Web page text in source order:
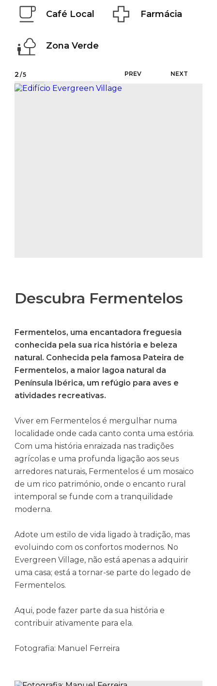
Café Local Farmácia
Zona Verde
2 /5 PREV NEXT
Descubra Fermentelos
Fermentelos, uma encantadora freguesia
conhecida pela sua rica história e beleza
natural. Conhecida pela famosa Pateira de
Fermentelos, a maior lagoa natural da
Península Ibérica, um refúgio para aves e
atividades recreativas.
Viver em Fermentelos é mergulhar numa
localidade onde cada canto conta uma estória.
Com uma história enraizada nas tradições
agrícolas e uma profunda ligação aos seus
arredores naturais, Fermentelos é um mosaico
de um rico património, onde o encanto rural
intemporal se funde com a tranquilidade
moderna.
Adote um estilo de vida ligado à tradição, mas
evoluindo com os confortos modernos. No
Evergreen Village, não está apenas a adquirir
uma casa; está a tornar-se parte do legado de
Fermentelos.
Aqui, pode fazer parte da sua história e
contribuir ativamente para ela.
Fotografia: Manuel Ferreira